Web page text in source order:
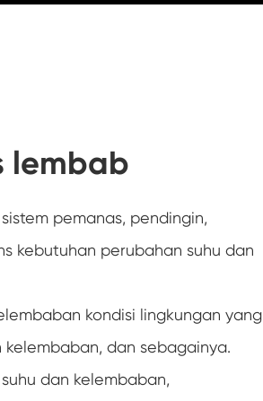
serbaguna
termal
laboratorium kelembaban
lembab
pemanas, pendingin,
kebutuhan perubahan suhu dan
kondisi lingkungan yang
dan sebagainya.
dan kelembaban,